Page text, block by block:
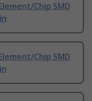
Chip SMD
Chip SMD